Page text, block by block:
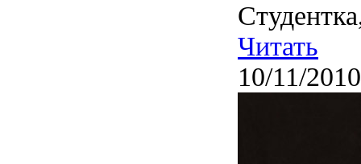
Читать
10/11/